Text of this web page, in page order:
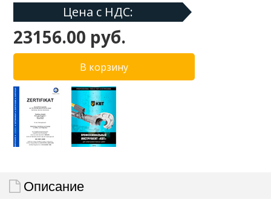
Цена с НДС:
23156.00 руб.
Описание